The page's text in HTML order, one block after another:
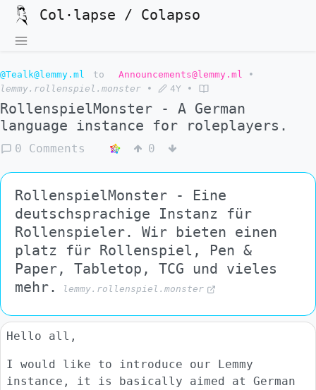
Col·lapse / Colapso
@Tealk@lemmy.ml to Announcements@lemmy.ml
•
lemmy.rollenspiel.monster
• 4Y •
RollenspielMonster - A German
language instance for roleplayers.
0 Comments 0
RollenspielMonster - Eine
deutschsprachige Instanz für
Rollenspieler. Wir bieten einen
platz für Rollenspiel, Pen &
Paper, Tabletop, TCG und vieles
mehr.
lemmy.rollenspiel.monster
Hello all,
I would like to introduce our Lemmy
instance, it is basically aimed at German